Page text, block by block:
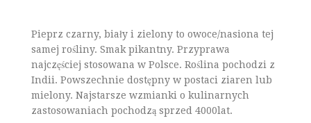
Pieprz czarny, biały i zielony to owoce/nasiona tej
samej rośliny. Smak pikantny. Przyprawa
najczęściej stosowana w Polsce. Roślina pochodzi z
Indii. Powszechnie dostępny w postaci ziaren lub
mielony. Najstarsze wzmianki o kulinarnych
zastosowaniach pochodzą sprzed 4000lat.